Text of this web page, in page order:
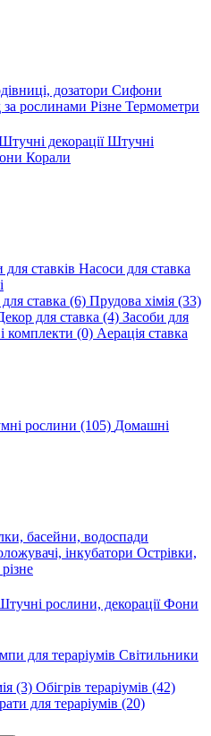
дозатори Сифони
за рослинами Різне Термометри
декораціїШтучні
Корали
для ставків Насоси для ставка
ставка (6) Прудова хімія (33)
для ставка (4) Засоби для
комплекти (0) Аерація ставка
рослини (105) Домашні
басейни, водоспади
інкубатори Острівки,
рослини, декораціїФони
для тераріумів Світильники
(3) Обігрів тераріумів (42)
для тераріумів (20)